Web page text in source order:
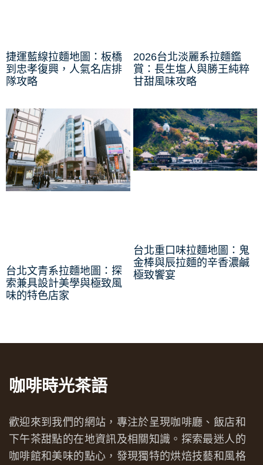
捷運藍線拉麵地圖：板橋
到忠孝復興，人氣名店排
隊攻略
2026台北淡麗系拉麵鑑
賞：長生塩人與勝王純粹
甘甜風味攻略
台北文青系拉麵地圖：探
索兼具設計美學與極致風
味的特色店家
台北重口味拉麵地圖：鬼
金棒與辰拉麵的辛香濃鹹
極致饗宴
咖啡時光茶語
歡迎來到我們的網站，專注於呈現咖啡廳、飯店和
下午茶甜點的在地資訊及相關知識。探索最迷人的
咖啡館和美味的點心，發現獨特的烘焙技藝和風格